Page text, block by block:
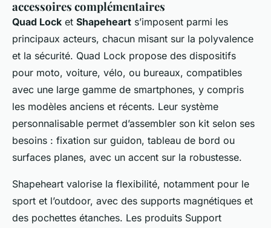
accessoires complémentaires
Quad Lock et Shapeheart s’imposent parmi les
principaux acteurs, chacun misant sur la polyvalence
et la sécurité. Quad Lock propose des dispositifs
pour moto, voiture, vélo, ou bureaux, compatibles
avec une large gamme de smartphones, y compris
les modèles anciens et récents. Leur système
personnalisable permet d’assembler son kit selon ses
besoins : fixation sur guidon, tableau de bord ou
surfaces planes, avec un accent sur la robustesse.
Shapeheart valorise la flexibilité, notamment pour le
sport et l’outdoor, avec des supports magnétiques et
des pochettes étanches. Les produits Support